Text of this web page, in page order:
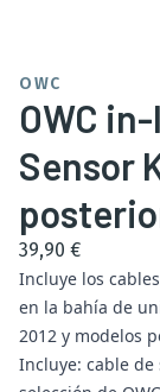
OWC
OWC
Sensor
39,90 €
Incluye los
en la bahía de
2012 y modelos
Incluye: cable